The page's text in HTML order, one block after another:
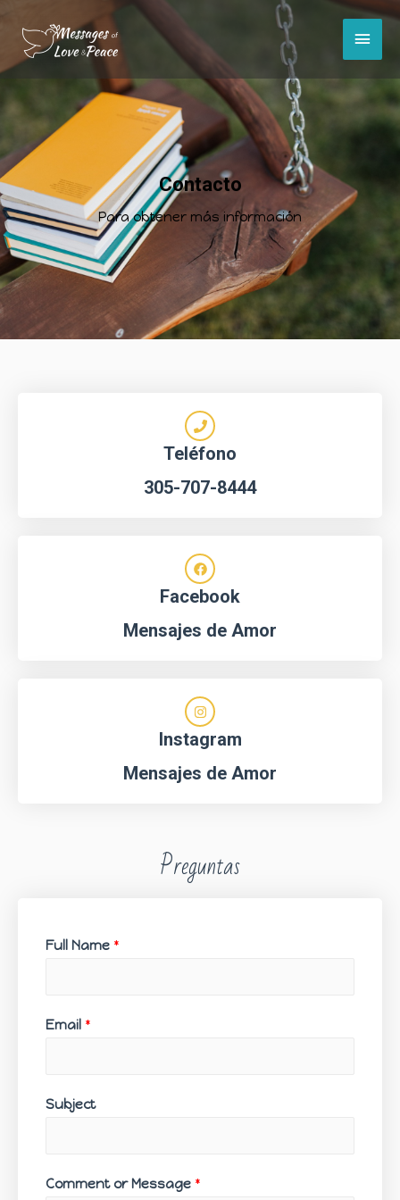
Contacto
Para obtener más información
Teléfono
305-707-8444
Facebook
Mensajes de Amor
Instagram
Mensajes de Amor
Preguntas
Full Name *
Email *
Subject
Comment or Message *